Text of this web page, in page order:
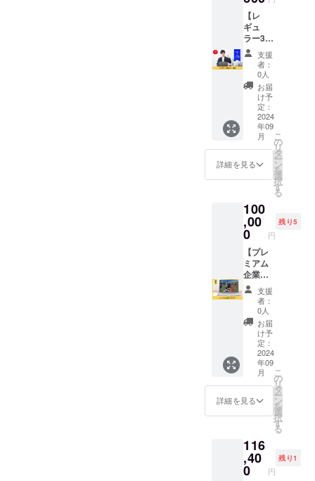
2025年
8月まで
です。
して頂
き、そ
ちらと
ヒアリ
ングか
ら各ス
ポーツ
専用の
食事ア
ドバイ
ス ＜
フィジ
プレー
動画を
き、そ
ちらと
ヒアリ
ら各ス
ポーツ
専用の
トレー
ニング
アドバ
イス ※
詳細は
メール
にて調
整いた
しま
有効期
限は、
2025年
8月まで
です。
コンビ
ニや
スー
パーな
どでも
手軽に
手に入
る商品
なども
ご紹介
しま
す。 お
礼の
メッ
セージ
日程：
別途調
整 ・時
間：週1
回30分
×3回 ・
場所：
zoomに
て実施
・内
容：1週
間分の
食事を
送信し
て頂
き、そ
ちらと
ヒアリ
専用の1
週間分
の食事
トレー
ナーが
目標や
目的に
対して
どのよ
うや身
体づく
りを
日々行
えば良
いか？
トレー
ニング
メ
す。 お
礼の
メッ
セージ
付きで
す。 ■
詳細 ・
日程：
別途調
整 ・時
間：30
分 ・場
所：
zoomに
て実施
・内
容：プ
レー動
そちら
とヒア
リング
から1週
【レ
ギュ
ラー3種
セット
（3
回）】
栄養・
フィジ
カル・
メンタ
ル指導
のレ
ギュ
ラー
コース
のセッ
お試し
いただ
ける権
利で
す。 ア
スリー
トを体
の中か
らと外
からを
サポー
トする
コース
をぜひ
ご体験
くださ
い。 ■
詳細 ・
日程：
別途調
間：各
部門で
週1回30
分×3回
支援
者：
0人
お届
け予
定：
2024
年09
月
詳細を見る
こ
の
リ
タ
ー
ン
を
選
択
す
る
100
,00
0 円
残り5
【プレ
ミアム
企業ス
ポン
サー】
株式会
社
Topas
の企業
スポン
サーに
なれる
権利で
す。 HP
にあな
たの会
名前と
ロゴ、
HPリン
ク、企
支援
者：
0人
お届
け予
定：
2024
年09
月
詳細を見る
こ
の
リ
タ
ー
ン
を
選
択
す
る
116
,40
0 円
残り1